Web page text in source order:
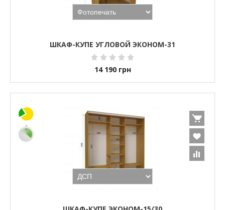
ШКАФ-КУПЕ УГЛОВОЙ ЭКОНОМ-31
14 190 грн